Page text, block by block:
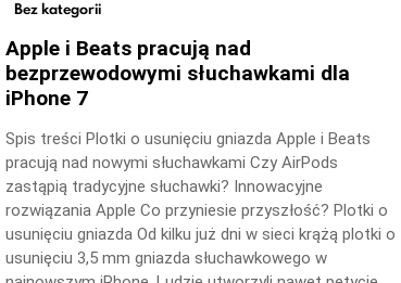
Bez kategorii
Apple i Beats pracują nad
bezprzewodowymi słuchawkami dla
iPhone 7
Spis treści Plotki o usunięciu gniazda Apple i Beats
pracują nad nowymi słuchawkami Czy AirPods
zastąpią tradycyjne słuchawki? Innowacyjne
rozwiązania Apple Co przyniesie przyszłość? Plotki o
usunięciu gniazda Od kilku już dni w sieci krążą plotki o
usunięciu 3,5 mm gniazda słuchawkowego w